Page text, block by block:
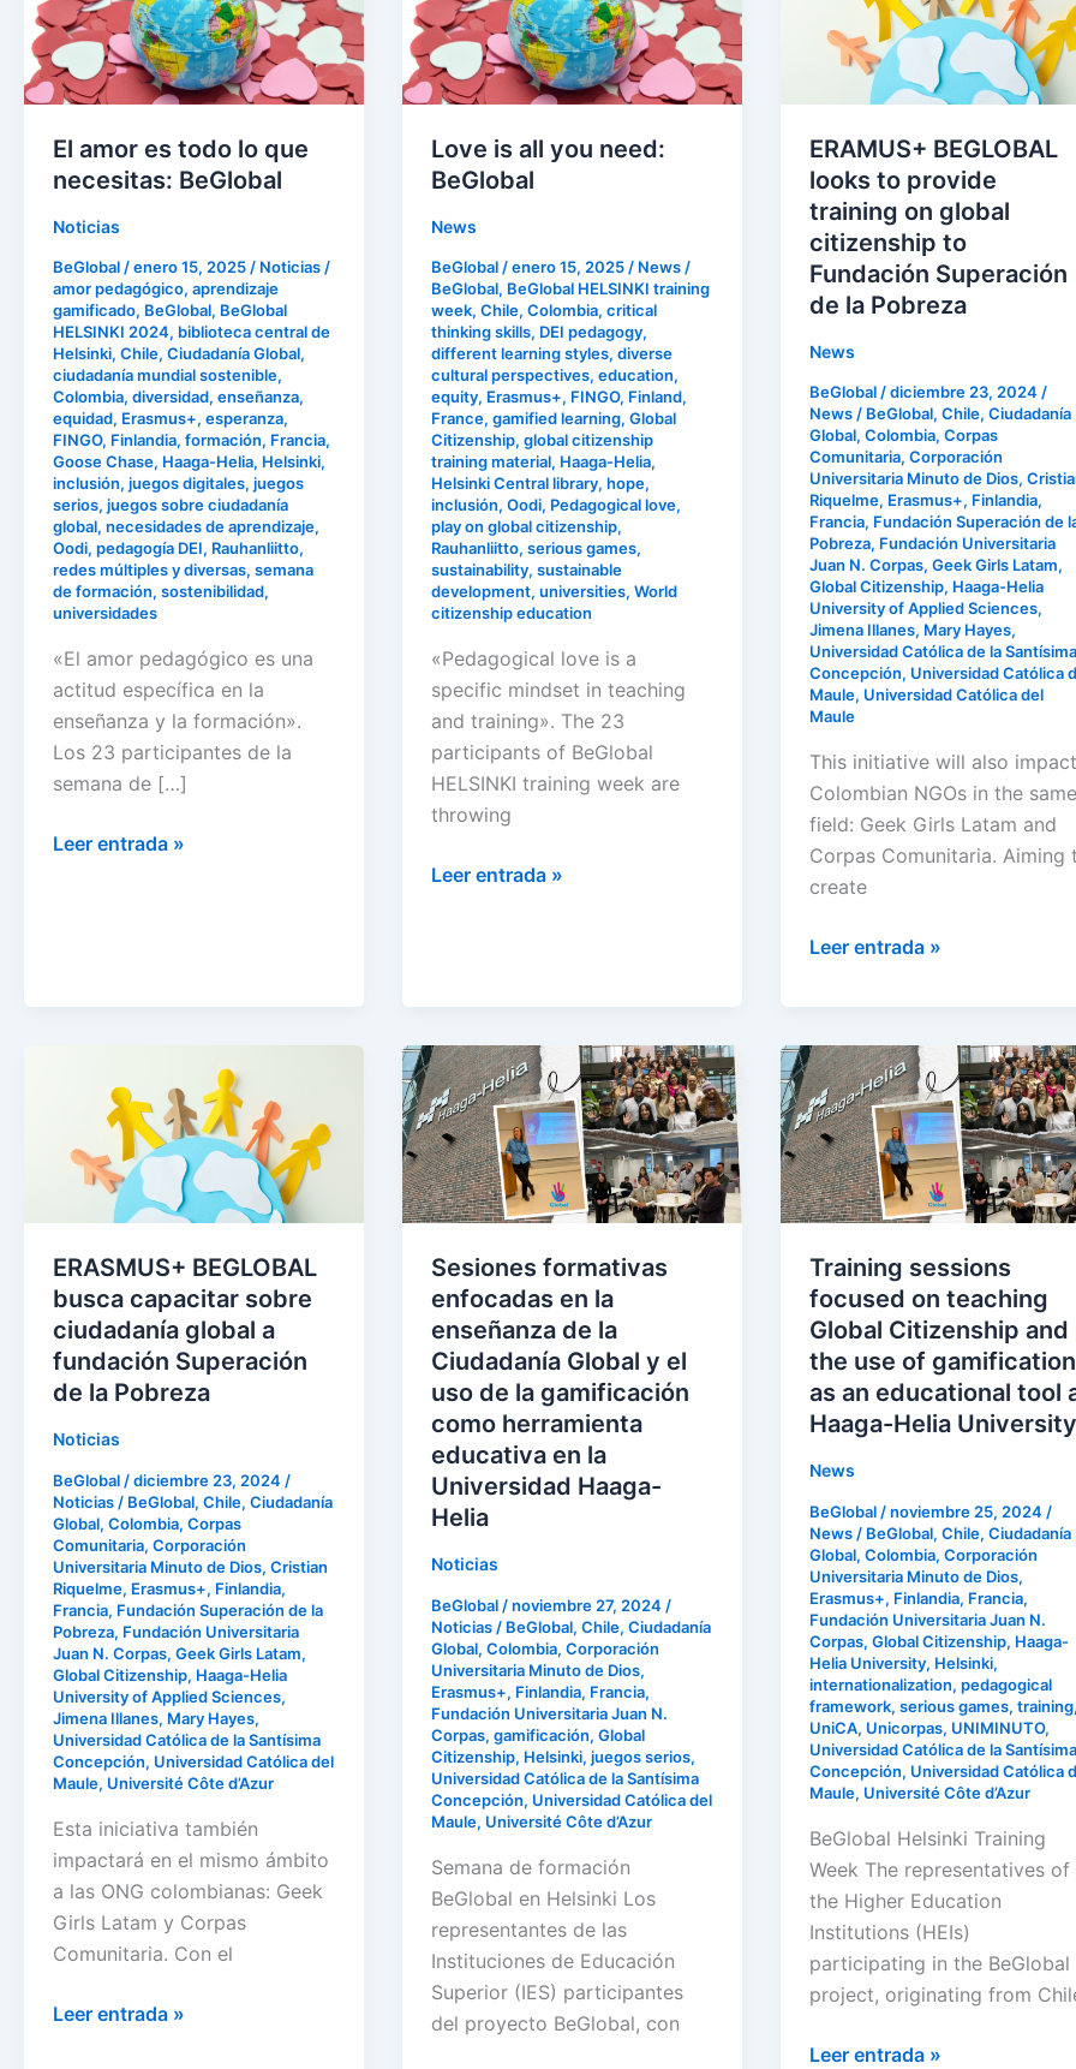
El amor es todo lo que
necesitas: BeGlobal
Noticias
BeGlobal/enero 15, 2025/ Noticias/
amor pedagógico, aprendizaje
gamificado, BeGlobal, BeGlobal
HELSINKI 2024, biblioteca central de
Helsinki, Chile, Ciudadanía Global,
ciudadanía mundial sostenible,
Colombia, diversidad, enseñanza,
equidad, Erasmus+, esperanza,
FINGO, Finlandia, formación, Francia,
Goose Chase, Haaga-Helia, Helsinki,
inclusión, juegos digitales, juegos
serios, juegos sobre ciudadanía
global, necesidades de aprendizaje,
Oodi, pedagogía DEI, Rauhanliitto,
redes múltiples y diversas, semana
de formación, sostenibilidad,
universidades
«El amor pedagógico es una
actitud específica en la
enseñanza y la formación».
Los 23 participantes de la
semana de […]
todo
lo
que
BeGlobal
Leer entrada »
Love is all you need:
BeGlobal
News
BeGlobal/enero 15, 2025/ News/
BeGlobal, BeGlobal HELSINKI training
week, Chile, Colombia, critical
thinking skills, DEI pedagogy,
different learning styles, diverse
cultural perspectives, education,
equity, Erasmus+, FINGO, Finland,
France, gamified learning, Global
Citizenship, global citizenship
training material, Haaga-Helia,
Helsinki Central library, hope,
inclusión, Oodi, Pedagogical love,
play on global citizenship,
Rauhanliitto, serious games,
sustainability, sustainable
development, universities, World
citizenship education
«Pedagogical love is a
specific mindset in teaching
and training». The 23
participants of BeGlobal
HELSINKI training week are
throwing
you
need:
BeGlobal
Leer entrada »
ERAMUS+ BEGLOBAL
looks to provide
training on global
citizenship to
Fundación Superación
de la Pobreza
News
BeGlobal/diciembre 23, 2024 /
News/ BeGlobal, Chile, Ciudadanía
Global, Colombia, Corpas
Comunitaria, Corporación
Universitaria Minuto de Dios,
Riquelme, Erasmus+, Finlandia,
Francia, Fundación Superación de
Pobreza, Fundación Universitaria
Juan N. Corpas, Geek Girls Latam,
Global Citizenship, Haaga-Helia
University of Applied Sciences,
Jimena Illanes, Mary Hayes,
Universidad Católica de la Santísima
Concepción, Universidad Católica
Maule, Universidad Católica del
Maule
This initiative will also impact
Colombian NGOs in the same
field: Geek Girls Latam and
Corpas Comunitaria. Aiming
create
to
provide
training
global
citizenship
to
Fundación
Superación
de
la
Leer entrada »
ERASMUS+ BEGLOBAL
busca capacitar sobre
ciudadanía global a
fundación Superación
de la Pobreza
Noticias
BeGlobal/diciembre 23, 2024 /
Noticias/ BeGlobal, Chile, Ciudadanía
Global, Colombia, Corpas
Comunitaria, Corporación
Universitaria Minuto de Dios, Cristian
Riquelme, Erasmus+, Finlandia,
Francia, Fundación Superación de la
Pobreza, Fundación Universitaria
Juan N. Corpas, Geek Girls Latam,
Global Citizenship, Haaga-Helia
University of Applied Sciences,
Jimena Illanes, Mary Hayes,
Universidad Católica de la Santísima
Concepción, Universidad Católica del
Maule, Université Côte d’Azur
Esta iniciativa también
impactará en el mismo ámbito
a las ONG colombianas: Geek
Girls Latam y Corpas
Comunitaria. Con el
BEGLOBAL
busca
capacitar
sobre
ciudadanía
a
fundación
Superación
de
la
Pobreza
Leer entrada »
Sesiones formativas
enfocadas en la
enseñanza de la
Ciudadanía Global y el
uso de la gamificación
como herramienta
educativa en la
Universidad Haaga-
Helia
Noticias
BeGlobal/noviembre 27, 2024 /
Noticias/ BeGlobal, Chile, Ciudadanía
Global, Colombia, Corporación
Universitaria Minuto de Dios,
Erasmus+, Finlandia, Francia,
Fundación Universitaria Juan N.
Corpas, gamificación, Global
Citizenship, Helsinki, juegos serios,
Universidad Católica de la Santísima
Concepción, Universidad Católica del
Maule, Université Côte d’Azur
Semana de formación
BeGlobal en Helsinki Los
representantes de las
Instituciones de Educación
Superior (IES) participantes
del proyecto BeGlobal, con
Sesiones
formativas
enfocadas
en
la
enseñanza
la
Ciudadanía
Global
y
el
uso
de
la
gamificación
como
educativa
en
la
Universidad
Haaga-
Helia
Training sessions
focused on teaching
Global Citizenship and
the use of gamification
as an educational tool
Haaga-Helia University
News
BeGlobal/noviembre 25, 2024 /
News/ BeGlobal, Chile, Ciudadanía
Global, Colombia, Corporación
Universitaria Minuto de Dios,
Erasmus+, Finlandia, Francia,
Fundación Universitaria Juan N.
Corpas, Global Citizenship, Haaga-
Helia University, Helsinki,
internationalization, pedagogical
framework, serious games, training
UniCA, Unicorpas, UNIMINUTO,
Universidad Católica de la Santísima
Concepción, Universidad Católica
Maule, Université Côte d’Azur
BeGlobal Helsinki Training
Week The representatives of
the Higher Education
Institutions (HEIs)
participating in the BeGlobal
project, originating from
Training
sessions
focused
on
teaching
Global
and
the
use
of
gamification
as
an
tool
at
Haaga-
Helia
University
Leer entrada »